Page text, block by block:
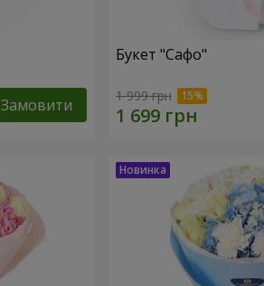
Замовити
Букет "Сафо"
1 999 грн